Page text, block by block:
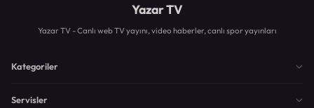
Yazar TV
Yazar TV - Canlı web TV yayını, video haberler, canlı spor yayınları
Kategoriler
Servisler